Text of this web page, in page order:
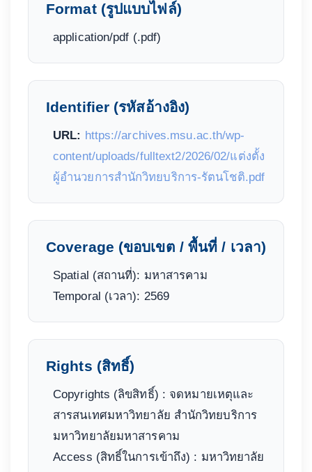
Format (รูปแบบไฟล์)
application/pdf (.pdf)
Identifier (รหัสอ้างอิง)
URL: https://archives.msu.ac.th/wp-
content/uploads/fulltext2/2026/02/แต่งตั้ง
ผู้อำนวยการสำนักวิทยบริการ-รัตนโชติ.pdf
Coverage (ขอบเขต / พื้นที่ / เวลา)
Spatial (สถานที่): มหาสารคาม
Temporal (เวลา): 2569
Rights (สิทธิ์)
Copyrights (ลิขสิทธิ์) : จดหมายเหตุและ
สารสนเทศมหาวิทยาลัย สำนักวิทยบริการ
มหาวิทยาลัยมหาสารคาม
Access (สิทธิ์ในการเข้าถึง) : มหาวิทยาลัย